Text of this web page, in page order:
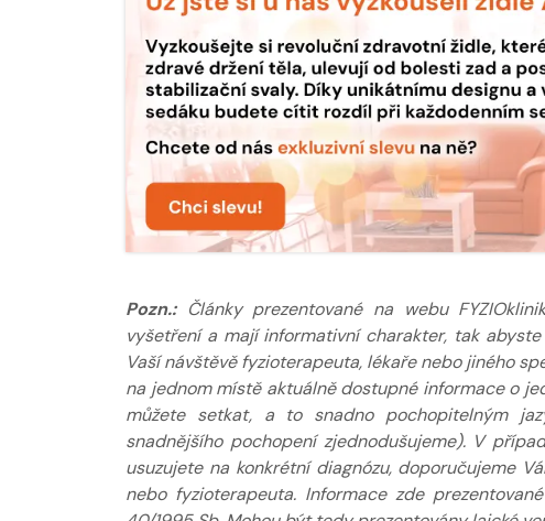
Pozn.:Články prezentované na webu
vyšetření a mají informativní charakter, tak
Vaší návštěvě fyzioterapeuta, lékaře nebo jiného
na jednom místě aktuálně dostupné informace o
můžete setkat, a to snadno pochopitelným
snadnějšího pochopení zjednodušujeme). V
usuzujete na konkrétní diagnózu, doporučujeme
nebo fyzioterapeuta. Informace zde